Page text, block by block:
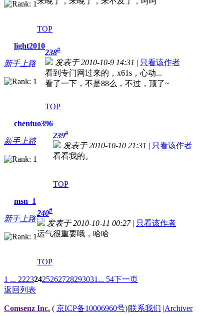
TOP
light2010
新手上路
238#
发表于 2010-10-9 14:31 | 只看该作者
看到专门网过来的，x61s，心动...
看了一下，不是88么，不过，顶了~
TOP
chentuo396
新手上路
239#
发表于 2010-10-10 21:31 | 只看该作者
看看我的。
TOP
msn_1
新手上路
240#
发表于 2010-10-11 00:27| 只看该作者
运气很重要哦，哈哈
TOP
1 ... 22232425262728293031 ... 54下一页
返回列表
Comsenz Inc. ( 京ICP备10006960号)|联系我们 |Archiver